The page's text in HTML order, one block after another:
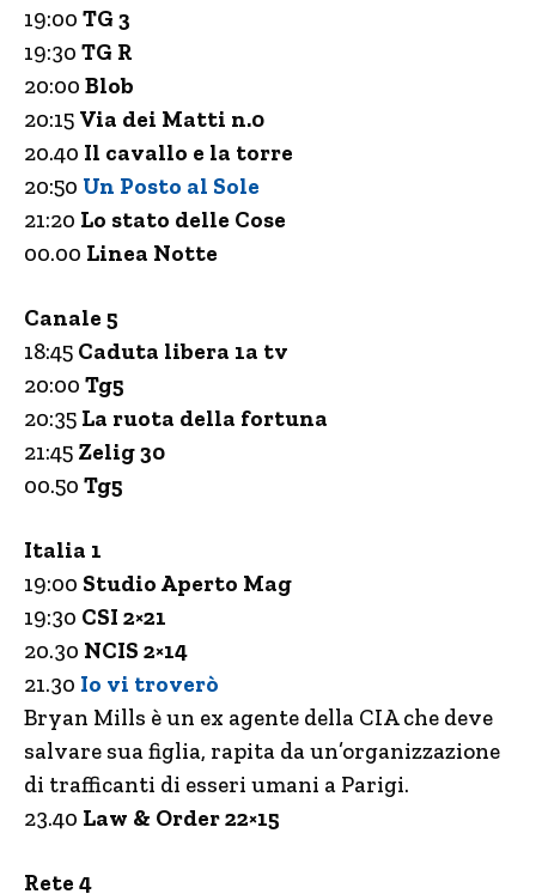
19:00 TG 3
19:30 TG R
20:00 Blob
20:15 Via dei Matti n.0
20.40 Il cavallo e la torre
20:50 Un Posto al Sole
21:20 Lo stato delle Cose
00.00 Linea Notte
Canale 5
18:45 Caduta libera 1a tv
20:00 Tg5
20:35 La ruota della fortuna
21:45 Zelig 30
00.50 Tg5
Italia 1
19:00 Studio Aperto Mag
19:30 CSI 2×21
20.30 NCIS 2×14
21.30 Io vi troverò
Bryan Mills è un ex agente della CIA che deve
salvare sua figlia, rapita da un’organizzazione
di trafficanti di esseri umani a Parigi.
23.40 Law & Order 22×15
Rete 4